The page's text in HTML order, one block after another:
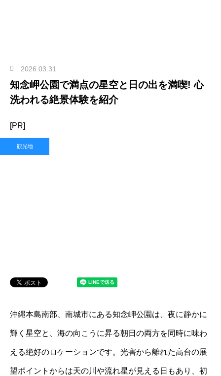
2026.03.31
知念岬公園で満点の星空と日の出を満喫! 心
洗われる絶景体験を紹介
[PR]
観光地
沖縄本島南部、南城市にある知念岬公園は、夜に静かに
輝く星空と、海の向こうに昇る朝日の両方を同時に味わ
える絶好のロケーションです。光害から離れた高台の展
望ポイントからは天の川や流れ星が見える日もあり、初